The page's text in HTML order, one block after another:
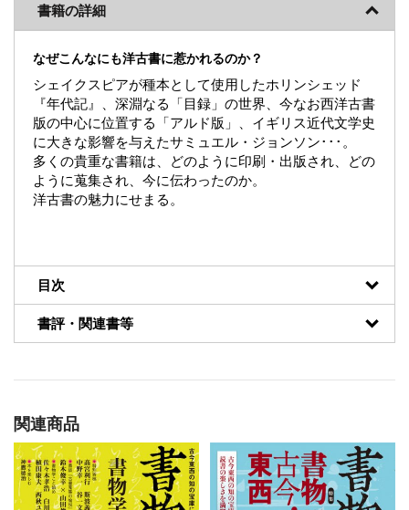
書籍の詳細
なぜこんなにも洋古書に惹かれるのか？
シェイクスピアが種本として使用したホリンシェッド
『年代記』、深淵なる「目録」の世界、今なお西洋古書
版の中心に位置する「アルド版」、イギリス近代文学史
に大きな影響を与えたサミュエル・ジョンソン･･･。
多くの貴重な書籍は、どのように印刷・出版され、どの
ように蒐集され、今に伝わったのか。
洋古書の魅力にせまる。
目次
書評・関連書等
関連商品